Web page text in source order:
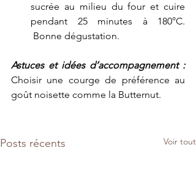
sucrée au milieu du four et cuire
pendant 25 minutes à 180°C.
Bonne dégustation.
Astuces et idées d’accompagnement :
Choisir une courge de préférence au
goût noisette comme la Butternut.
Posts récents Voir tout